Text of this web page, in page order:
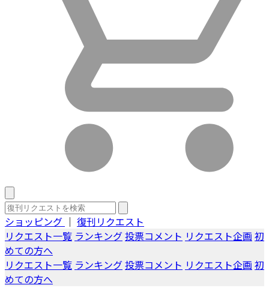
ショッピング ｜ 復刊リクエスト
リクエスト一覧 ランキング投票コメント リクエスト企画 初
めての方へ
リクエスト一覧 ランキング投票コメント リクエスト企画 初
めての方へ